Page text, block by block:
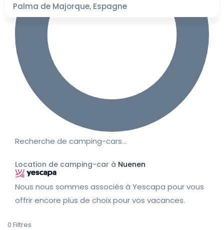
Palma de Majorque, Espagne
Recherche de camping-cars…
Location de camping-car à Nuenen
Nous nous sommes associés à Yescapa pour vous
offrir encore plus de choix pour vos vacances.
0 Filtres